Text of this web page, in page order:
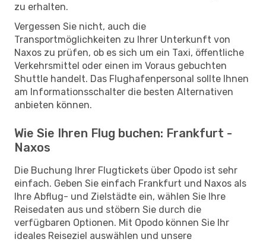
zu erhalten.
Vergessen Sie nicht, auch die
Transportmöglichkeiten zu Ihrer Unterkunft von
Naxos zu prüfen, ob es sich um ein Taxi, öffentliche
Verkehrsmittel oder einen im Voraus gebuchten
Shuttle handelt. Das Flughafenpersonal sollte Ihnen
am Informationsschalter die besten Alternativen
anbieten können.
Wie Sie Ihren Flug buchen: Frankfurt -
Naxos
Die Buchung Ihrer Flugtickets über Opodo ist sehr
einfach. Geben Sie einfach Frankfurt und Naxos als
Ihre Abflug- und Zielstädte ein, wählen Sie Ihre
Reisedaten aus und stöbern Sie durch die
verfügbaren Optionen. Mit Opodo können Sie Ihr
ideales Reiseziel auswählen und unsere